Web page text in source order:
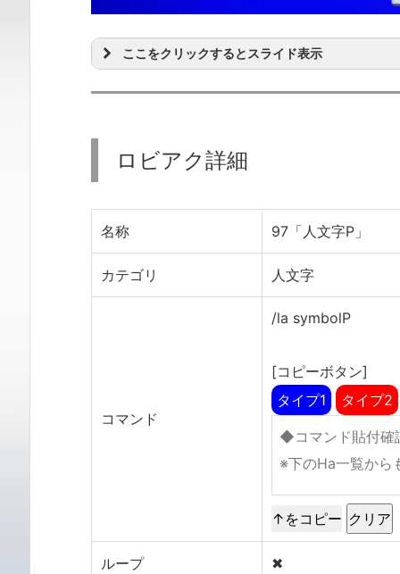
ここをクリックするとスライド表示
ロビアク詳細
名称 97「人文字P」
カテゴリ 人文字
コマンド
/la symbolP
[コピーボタン]
タイプ1
タイプ2
↑をコピー
ループ ✖